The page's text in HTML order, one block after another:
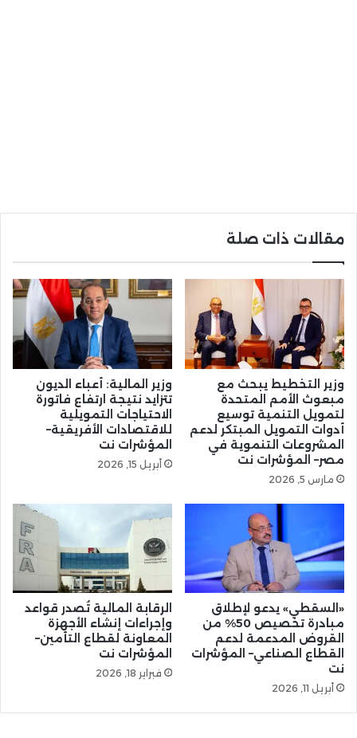
مقالات ذات صلة
وزير التخطيط يبحث مع
مبعوث الأمم المتحدة
لتمويل التنمية توسيع
أدوات التمويل المبتكر لدعم
المشروعات التنموية في
مصر– المؤشرات نت
مارس 5, 2026
وزير المالية: أعباء الديون
تتزايد نتيجة ارتفاع فاتورة
الاحتياجات التمويلية
للاقتصادات الأفريقية–
المؤشرات نت
أبريل 15, 2026
«السقطي» يدعو لإطلاق
مبادرة تخصيص 50% من
القروض المدعمة لدعم
القطاع الصناعي– المؤشرات
نت
أبريل 11, 2026
الرقابة المالية تُصدر قواعد
وإجراءات إنشاء الأجهزة
المعاونة لقطاع التأمين–
المؤشرات نت
فبراير 18, 2026